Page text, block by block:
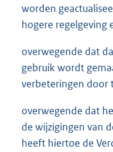
worden
hogere regelgeving
overwegende dat
gebruik wordt
verbeteringen door
overwegende dat
de wijzigingen van
heeft hiertoe de